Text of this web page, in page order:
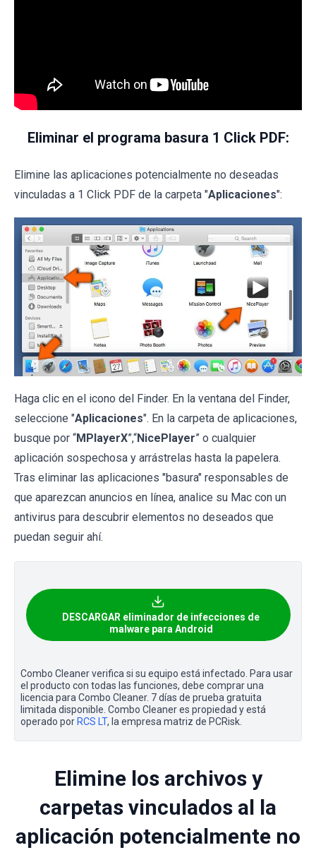
Eliminar el programa basura 1 Click PDF:
Elimine las aplicaciones potencialmente no deseadas
vinculadas a 1 Click PDF de la carpeta "Aplicaciones":
Haga clic en el icono del Finder. En la ventana del Finder,
seleccione "Aplicaciones". En la carpeta de aplicaciones,
busque por “MPlayerX”,“NicePlayer” o cualquier
aplicación sospechosa y arrástrelas hasta la papelera.
Tras eliminar las aplicaciones "basura" responsables de
que aparezcan anuncios en línea, analice su Mac con un
antivirus para descubrir elementos no deseados que
puedan seguir ahí.
DESCARGAR eliminador de infecciones de
malware para Android
Combo Cleaner verifica si su equipo está infectado. Para usar
el producto con todas las funciones, debe comprar una
licencia para Combo Cleaner. 7 días de prueba gratuita
limitada disponible. Combo Cleaner es propiedad y está
operado por RCS LT, la empresa matriz de PCRisk.
Elimine los archivos y
carpetas vinculados al la
aplicación potencialmente no